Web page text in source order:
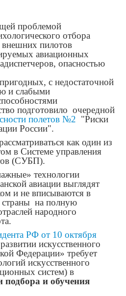
проблемой
отбора
внешних пилотов
авиационных
опасностью
с недостаточной
и слабыми
подготовило очередной
полетов №2 "Риски
России".
как один из
в Системе управления
(СУБП).
технологии
авиации выглядят
и не вписываются в
страны на полную
народного
РФ от 10 октября
искусственного
Федерации» требует
искусственного
систем) в
подбора и обучения